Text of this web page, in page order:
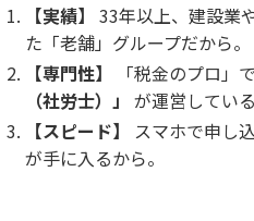
【実績】 33年以上、建設業
た「老舗」グループだから。
【専門性】
「税金のプロ」
（社労士）」 が運営している
【スピード】
スマホで申し
が手に入るから。